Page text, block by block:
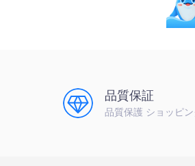
品質保証
品質保護 ショッピ